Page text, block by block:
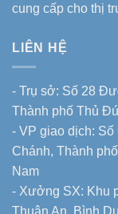
cung cấp cho thị
LIÊN HỆ
- Trụ sở: Số 28
Thành phố Thủ
- VP giao dịch:
Chánh, Thành
Nam
- Xưởng SX: Khu